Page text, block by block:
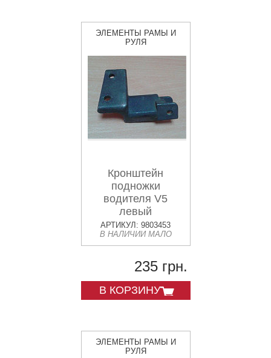
ЭЛЕМЕНТЫ РАМЫ И
РУЛЯ
Кронштейн
подножки
водителя V5
левый
АРТИКУЛ: 9803453
В НАЛИЧИИ МАЛО
235 грн.
В КОРЗИНУ
ЭЛЕМЕНТЫ РАМЫ И
РУЛЯ